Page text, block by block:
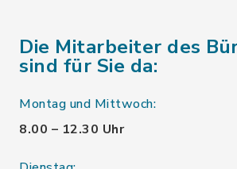
Die Mitarbeiter des
sind für Sie da:
Montag und Mittwoch:
8.00 – 12.30 Uhr